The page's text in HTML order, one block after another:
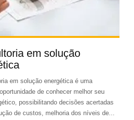
em solução
em solução energética é uma
de conhecer melhor seu
possibilitando decisões acertadas
de custos, melhoria dos níveis de...